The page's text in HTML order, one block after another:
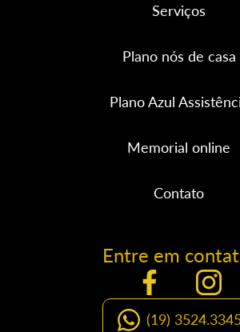
Serviços
Plano nós de casa
Plano Azul
Memorial online
Contato
Entre em
(19)